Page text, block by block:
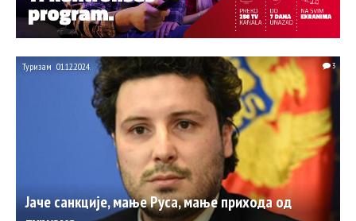
Јаче санкције, мање Руса, мање прихода од
Туризам 01.12.2024. 3